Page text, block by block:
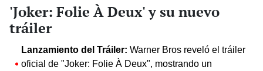
'Joker: Folie À Deux' y su nuevo
tráiler
Lanzamiento del Tráiler: Warner Bros reveló el tráiler
oficial de "Joker: Folie À Deux", mostrando un